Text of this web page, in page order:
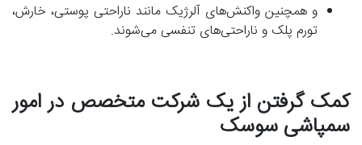
و همچنین واکنش‌های آلرژیک مانند ناراحتی پوستی، خارش،
تورم پلک و ناراحتی‌های تنفسی می‌شوند.
کمک گرفتن از یک شرکت متخصص در امور
سمپاشی سوسک